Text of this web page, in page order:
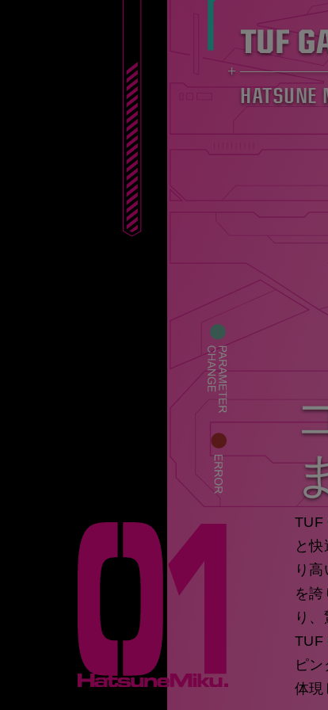
TUF
HATSUNE
TUF
と
り
を
り
TUF
ピ
体現